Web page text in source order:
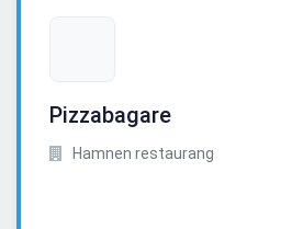
Pizzabagare
Hamnen restaurang